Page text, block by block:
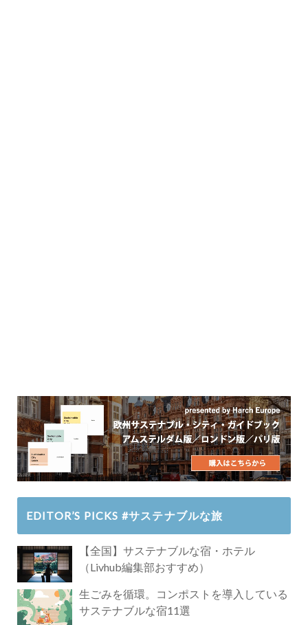
EDITOR’S PICKS #サステナブルな旅
【全国】サステナブルな宿・ホテル
（Livhub編集部おすすめ）
生ごみを循環。コンポストを導入している
サステナブルな宿11選